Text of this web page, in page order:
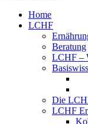
Home
LCHF
Beratung
LCHF –
Die
LCHF